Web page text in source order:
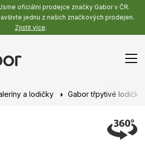
Jsme oficiální prodejce značky Gabor v ČR.
jednu z našich značkových prodejen.
Zjistit více.
a lodičky Gabor třpytivé lodičky